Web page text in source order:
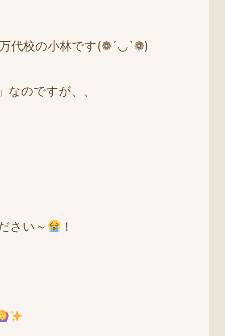
代校の小林です(❁´◡`❁)
のですが、、
さい～ ！